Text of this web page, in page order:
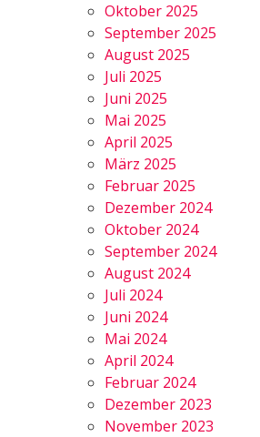
Oktober 2025
September 2025
August 2025
Juli 2025
Juni 2025
Mai 2025
April 2025
März 2025
Februar 2025
Dezember 2024
Oktober 2024
September 2024
August 2024
Juli 2024
Juni 2024
Mai 2024
April 2024
Februar 2024
Dezember 2023
November 2023